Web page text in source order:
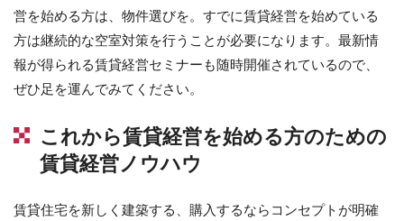
営を始める方は、物件選びを。すでに賃貸経営を始めている
方は継続的な空室対策を行うことが必要になります。最新情
報が得られる賃貸経営セミナーも随時開催されているので、
ぜひ足を運んでみてください。
これから賃貸経営を始める方のための
賃貸経営ノウハウ
賃貸住宅を新しく 建築する、購入するならコンセプトが明確